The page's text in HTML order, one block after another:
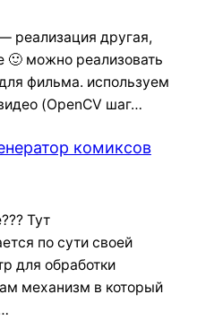
реализация другая,
🙂 можно реализовать
фильма. используем
(OpenCV шаг…
комиксов
Тут
по сути своей
для обработки
механизм в который